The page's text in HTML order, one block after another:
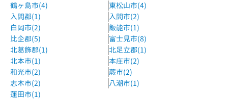
鶴ヶ島市(4)
東松山市(4)
入間郡(1)
入間市(2)
白岡市(2)
飯能市(1)
比企郡(5)
富士見市(8)
北葛飾郡(1)
北足立郡(1)
北本市(1)
本庄市(2)
和光市(2)
蕨市(2)
志木市(2)
八潮市(1)
蓮田市(1)